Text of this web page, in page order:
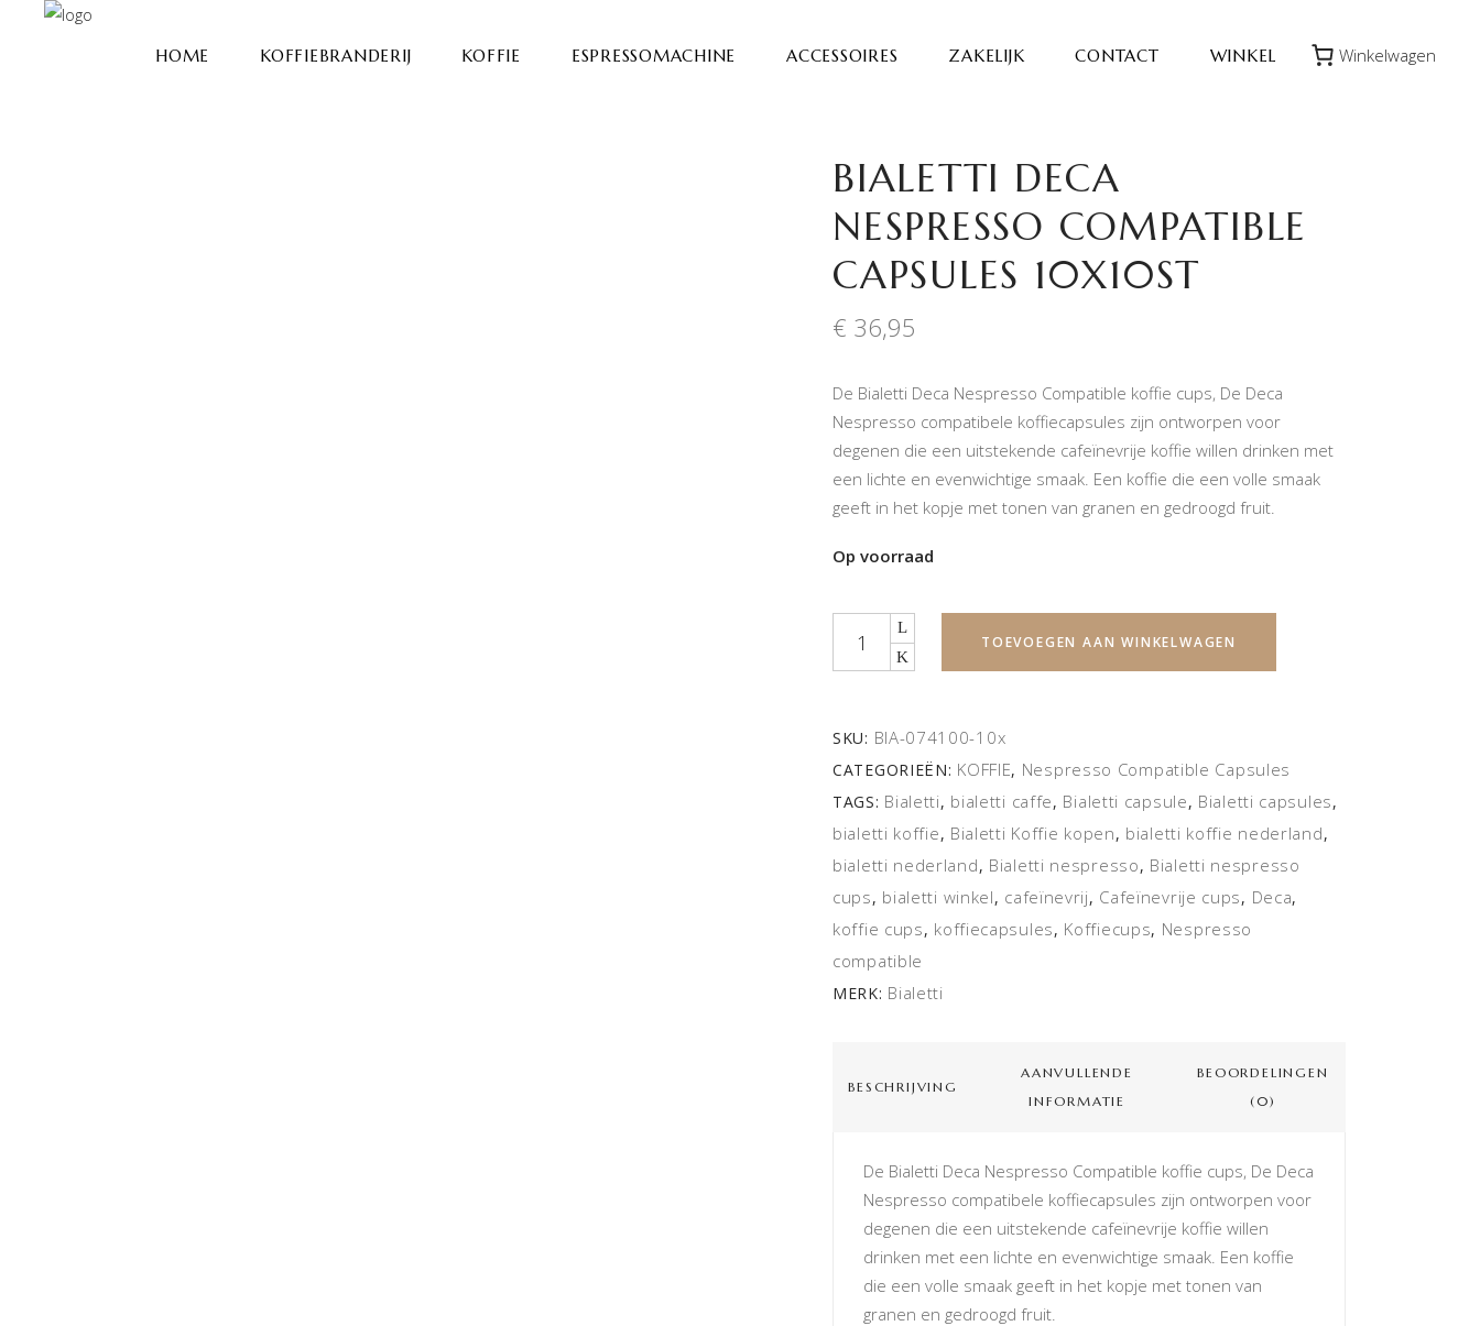
HOME KOFFIEBRANDERIJ KOFFIE ESPRESSOMACHINE ACCESSOIRES ZAKELIJK CONTACT WINKEL Winkelwagen
BIALETTI DECA
NESPRESSO COMPATIBLE
CAPSULES 10X10ST
€ 36,95
De Bialetti Deca Nespresso Compatible koffie cups, De Deca
Nespresso compatibele koffiecapsules zijn ontworpen voor
degenen die een uitstekende cafeïnevrije koffie willen drinken met
een lichte en evenwichtige smaak. Een koffie die een volle smaak
geeft in het kopje met tonen van granen en gedroogd fruit.
Op voorraad
TOEVOEGEN AAN WINKELWAGEN
SKU: BIA-074100-10x
CATEGORIEËN: KOFFIE, Nespresso Compatible Capsules
TAGS: Bialetti, bialetti caffe, Bialetti capsule, Bialetti capsules,
bialetti koffie, Bialetti Koffie kopen, bialetti koffie nederland,
bialetti nederland, Bialetti nespresso, Bialetti nespresso
cups, bialetti winkel, cafeïnevrij, Cafeïnevrije cups, Deca,
koffie cups, koffiecapsules, Koffiecups, Nespresso
compatible
MERK: Bialetti
BESCHRIJVING
AANVULLENDE
INFORMATIE
BEOORDELINGEN
(0)
De Bialetti Deca Nespresso Compatible koffie cups, De Deca
Nespresso compatibele koffiecapsules zijn ontworpen voor
degenen die een uitstekende cafeïnevrije koffie willen
drinken met een lichte en evenwichtige smaak. Een koffie
die een volle smaak geeft in het kopje met tonen van
granen en gedroogd fruit.